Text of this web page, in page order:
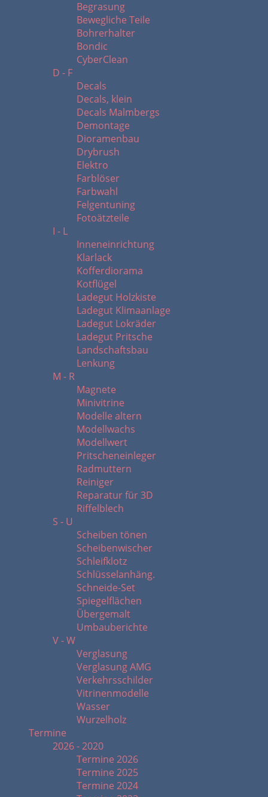
Begrasung
Bewegliche Teile
Bohrerhalter
Bondic
CyberClean
D - F
Decals
Decals, klein
Decals Malmbergs
Demontage
Dioramenbau
Drybrush
Elektro
Farblöser
Farbwahl
Felgentuning
Fotoätzteile
I - L
Inneneinrichtung
Klarlack
Kofferdiorama
Kotflügel
Ladegut Holzkiste
Ladegut Klimaanlage
Ladegut Lokräder
Ladegut Pritsche
Landschaftsbau
Lenkung
M - R
Magnete
Minivitrine
Modelle altern
Modellwachs
Modellwert
Pritscheneinleger
Radmuttern
Reiniger
Reparatur für 3D
Riffelblech
S - U
Scheiben tönen
Scheibenwischer
Schleifklotz
Schlüsselanhäng.
Schneide-Set
Spiegelflächen
Übergemalt
Umbauberichte
V - W
Verglasung
Verglasung AMG
Verkehrsschilder
Vitrinenmodelle
Wasser
Wurzelholz
Termine
2026 - 2020
Termine 2026
Termine 2025
Termine 2024